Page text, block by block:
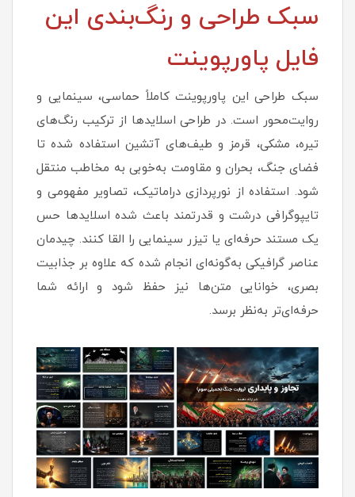
سبک طراحی و رنگ‌بندی این
فایل پاورپوینت
سبک طراحی این پاورپوینت کاملاً حماسی، سینمایی و
روایت‌محور است. در طراحی اسلایدها از ترکیب رنگ‌های
تیره، مشکی، قرمز و طیف‌های آتشین استفاده شده تا
فضای جنگ، بحران و مقاومت به‌خوبی به مخاطب منتقل
شود. استفاده از نورپردازی دراماتیک، تصاویر مفهومی و
تایپوگرافی درشت و قدرتمند باعث شده اسلایدها حس
یک مستند حرفه‌ای یا تیزر سینمایی را القا کنند. چیدمان
عناصر گرافیکی به‌گونه‌ای انجام شده که علاوه بر جذابیت
بصری، خوانایی متن‌ها نیز حفظ شود و ارائه شما
حرفه‌ای‌تر به‌نظر برسد.